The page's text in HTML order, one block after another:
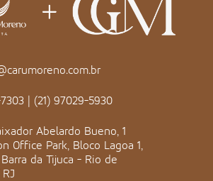
| (21) 97029-5930
Abelardo Bueno, 1
Office Park, Bloco Lagoa 1,
Barra da Tijuca - Rio de